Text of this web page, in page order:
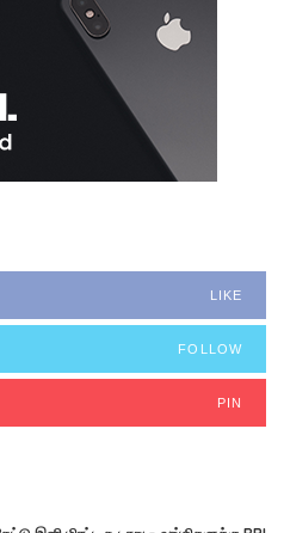
LIKE
FOLLOW
PIN